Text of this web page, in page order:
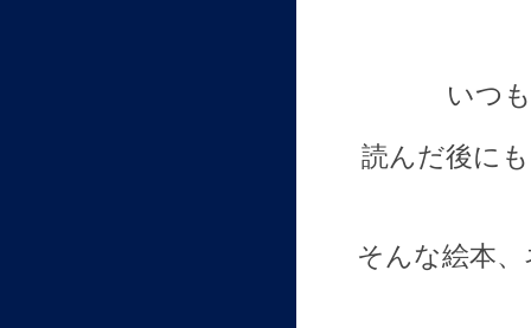
いつ
読んだ後に
そんな絵本